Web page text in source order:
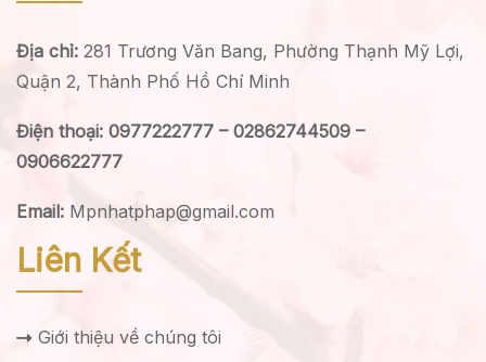
Địa chỉ: 281 Trương Văn Bang, Phường Thạnh Mỹ Lợi,
Quận 2, Thành Phố Hồ Chí Minh
Điện thoại: 0977222777 – 02862744509 –
0906622777
Email: Mpnhatphap@gmail.com
Liên Kết
Giới thiệu về chúng tôi